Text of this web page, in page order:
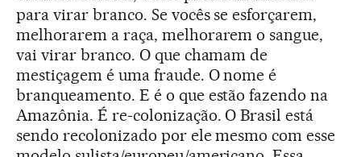
para virar branco. Se vocês se esforçarem,
melhorarem a raça, melhorarem o sangue,
vai virar branco. O que chamam de
mestiçagem é uma fraude. O nome é
branqueamento. E é o que estão fazendo na
Amazônia. É re-colonização. O Brasil está
sendo recolonizado por ele mesmo com esse